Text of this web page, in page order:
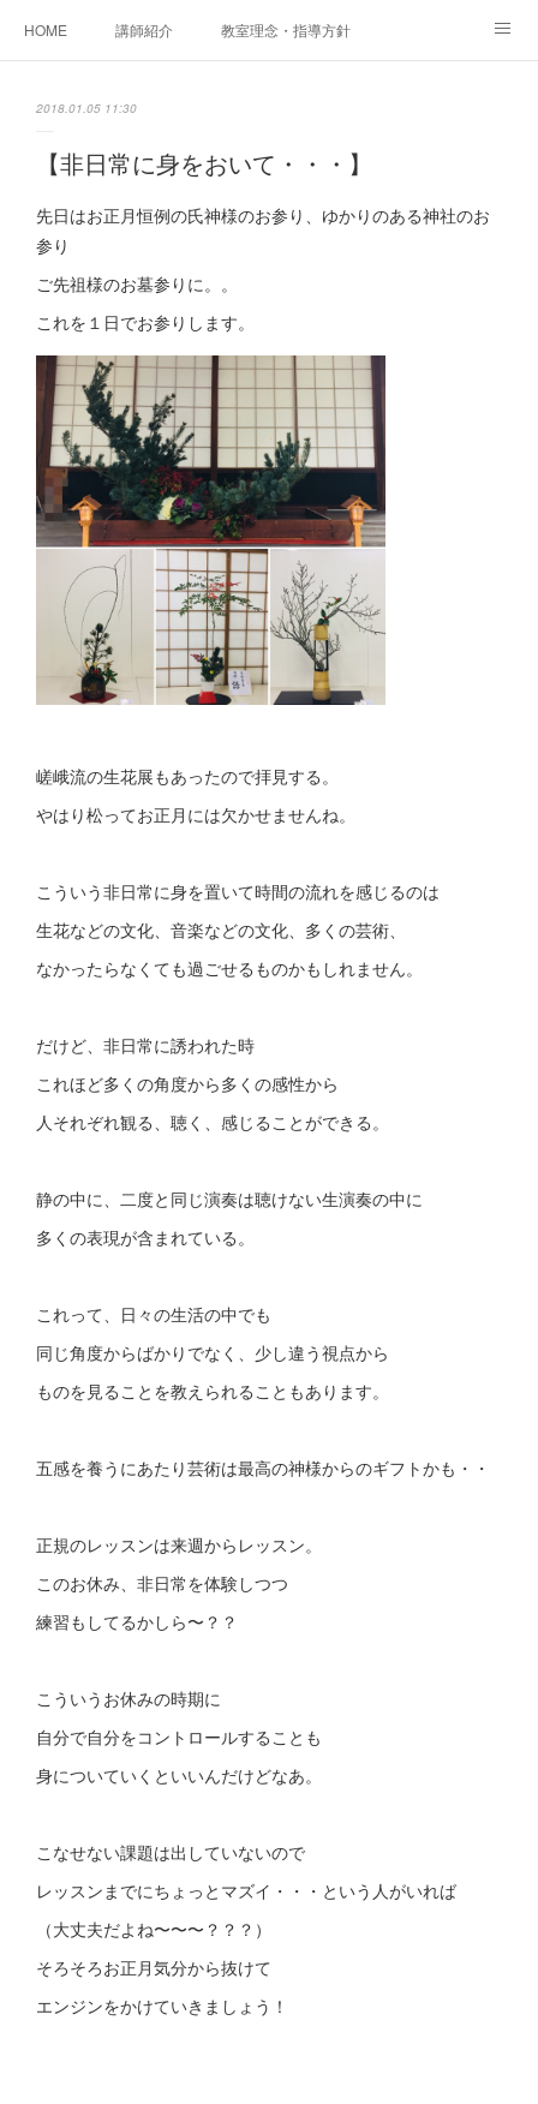
HOME 講師紹介 教室理念・指導方針
ご相談・体験レッスンお申し込み
アクセス 演奏スケジュール
2018.01.05 11:30
【非日常に身をおいて・・・】
先日はお正月恒例の氏神様のお参り、ゆかりのある神社のお
参り
ご先祖様のお墓参りに。。
これを１日でお参りします。
嵯峨流の生花展もあったので拝見する。
やはり松ってお正月には欠かせませんね。
こういう非日常に身を置いて時間の流れを感じるのは
生花などの文化、音楽などの文化、多くの芸術、
なかったらなくても過ごせるものかもしれません。
だけど、非日常に誘われた時
これほど多くの角度から多くの感性から
人それぞれ観る、聴く、感じることができる。
静の中に、二度と同じ演奏は聴けない生演奏の中に
多くの表現が含まれている。
これって、日々の生活の中でも
同じ角度からばかりでなく、少し違う視点から
ものを見ることを教えられることもあります。
五感を養うにあたり芸術は最高の神様からのギフトかも・・
正規のレッスンは来週からレッスン。
このお休み、非日常を体験しつつ
練習もしてるかしら〜？？
こういうお休みの時期に
自分で自分をコントロールすることも
身についていくといいんだけどなあ。
こなせない課題は出していないので
レッスンまでにちょっとマズイ・・・という人がいれば
（大丈夫だよね〜〜〜？？？）
そろそろお正月気分から抜けて
エンジンをかけていきましょう！